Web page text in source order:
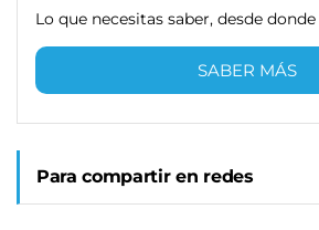
Lo que necesitas saber, desde
SABER MÁS
Para compartir en redes